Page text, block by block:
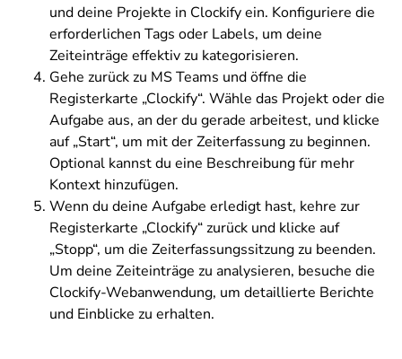
und deine Projekte in Clockify ein. Konfiguriere die
erforderlichen Tags oder Labels, um deine
Zeiteinträge effektiv zu kategorisieren.
Gehe zurück zu MS Teams und öffne die
Registerkarte „Clockify“. Wähle das Projekt oder die
Aufgabe aus, an der du gerade arbeitest, und klicke
auf „Start“, um mit der Zeiterfassung zu beginnen.
Optional kannst du eine Beschreibung für mehr
Kontext hinzufügen.
Wenn du deine Aufgabe erledigt hast, kehre zur
Registerkarte „Clockify“ zurück und klicke auf
„Stopp“, um die Zeiterfassungssitzung zu beenden.
Um deine Zeiteinträge zu analysieren, besuche die
Clockify-Webanwendung, um detaillierte Berichte
und Einblicke zu erhalten.